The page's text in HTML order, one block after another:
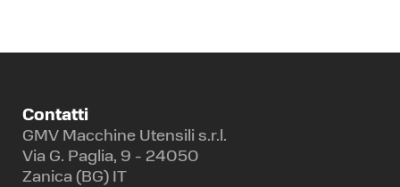
Contatti
GMV Macchine Utensili s.r.l.
Via G. Paglia, 9 - 24050
Zanica (BG) IT